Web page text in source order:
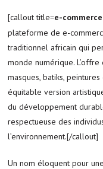
[callout title=e-
plateforme de e-
traditionnel africain qui
monde numérique.
masques, batiks,
équitable version
du développement
respectueuse des
l’environnement.[/callout]
Un nom éloquent pour